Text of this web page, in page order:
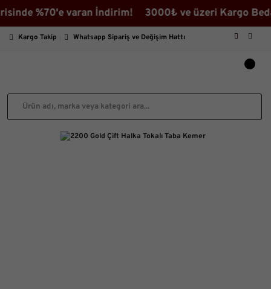
varan İndirim! 3000₺ ve üzeri Kargo
Kargo Takip Whatsapp Sipariş ve Değişim Hattı